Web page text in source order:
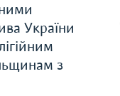
України
з